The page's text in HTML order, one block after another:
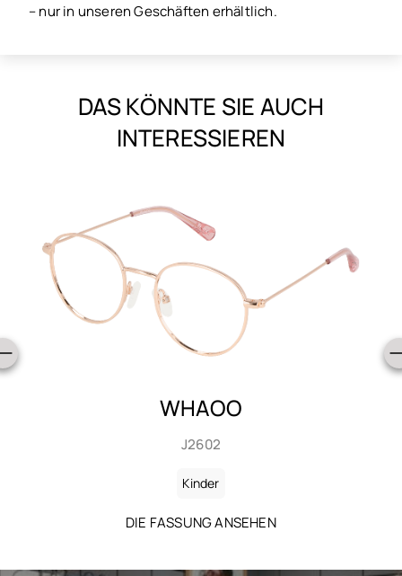
– nur in unseren Geschäften erhältlich.
DAS KÖNNTE SIE AUCH
INTERESSIEREN
WHAOO
J2602
Kinder
DIE FASSUNG ANSEHEN